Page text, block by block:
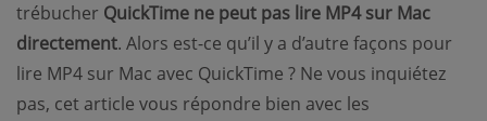
trébucher QuickTime ne peut pas lire MP4 sur Mac
directement. Alors est-ce qu’il y a d’autre façons pour
lire MP4 sur Mac avec QuickTime ? Ne vous inquiétez
pas, cet article vous répondre bien avec les